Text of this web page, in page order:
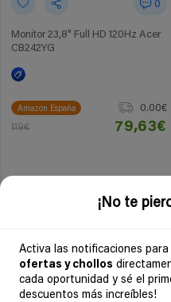
¡No te
Activa las notificaciones
ofertas y chollos
cada oportunidad y sé el
descuentos más increíbles!
0
Monitor 23,8" Full HD 120Hz Acer
CB242YG
Amazon España
0.00€
119€
79,63€
Ir al chollo
Soydechollos podría recibir una
nuestra web. Por ejemplo, en
ingresos por compras adscritas
determina que